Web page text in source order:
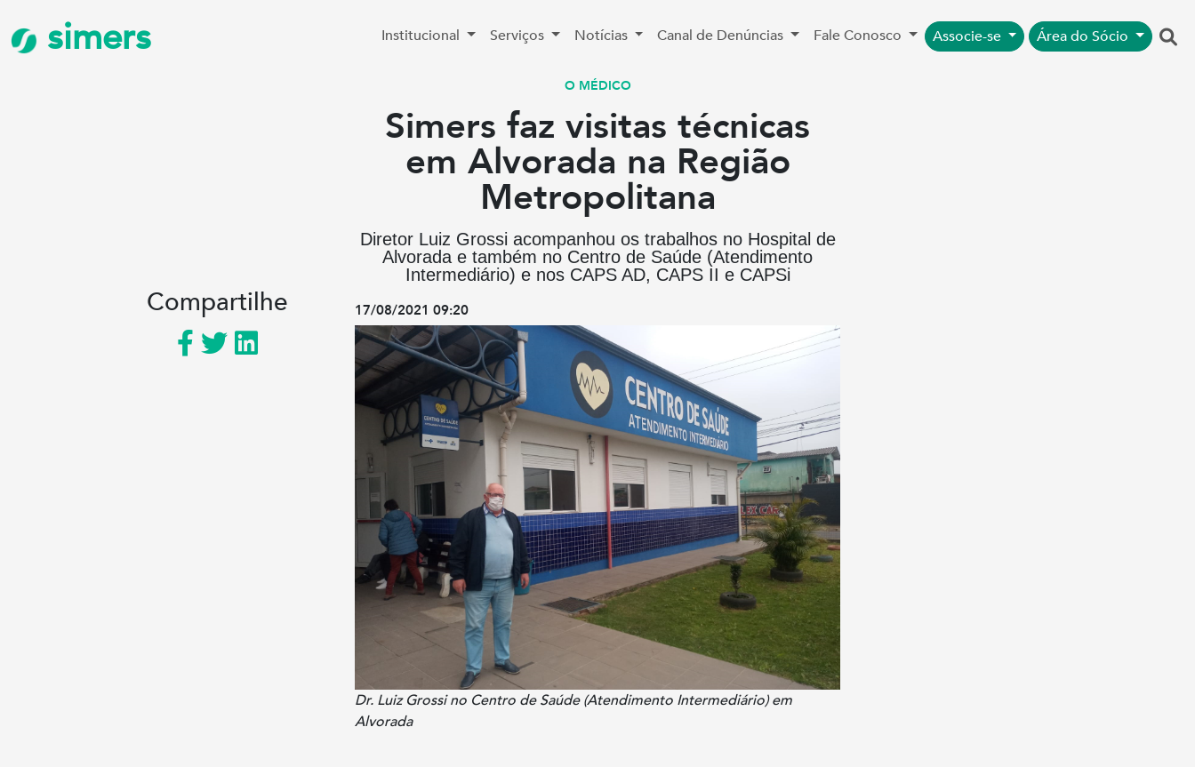
simers Institucional Serviços Notícias Canal de Denúncias Fale Conosco Associe-se Área do Sócio
O MÉDICO
Simers faz visitas técnicas
em Alvorada na Região
Metropolitana
Diretor Luiz Grossi acompanhou os trabalhos no Hospital de
Alvorada e também no Centro de Saúde (Atendimento
Intermediário) e nos CAPS AD, CAPS II e CAPSi
Compartilhe 17/08/2021 09:20
Dr. Luiz Grossi no Centro de Saúde (Atendimento Intermediário) em
Alvorada